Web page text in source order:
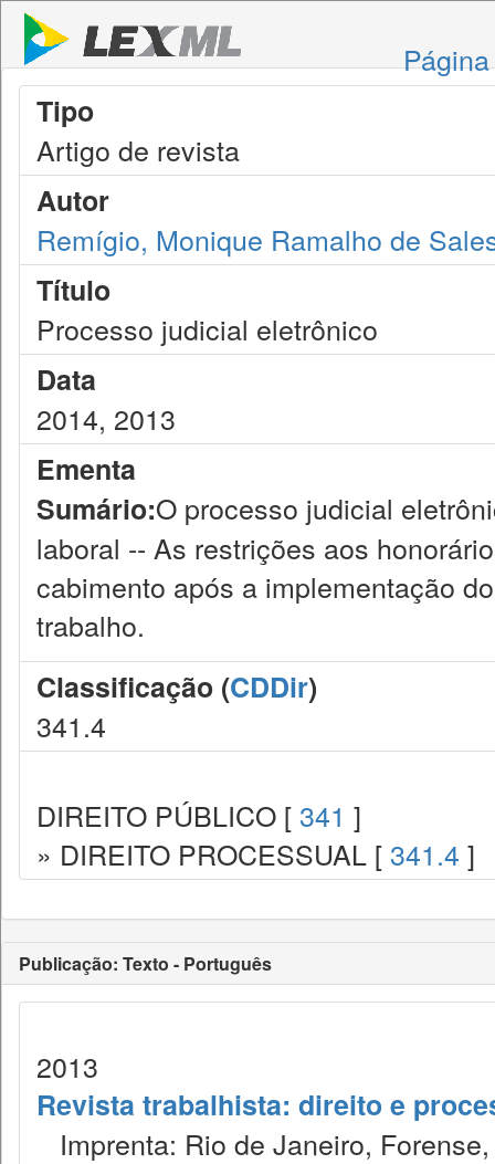
Tipo
Artigo de revista
Autor
Remígio, Monique Ramalho de
Título
Processo judicial eletrônico
Data
2014, 2013
Ementa
Sumário:O processo judicial
laboral -- As restrições aos
cabimento após a implementação
trabalho.
Classificação (CDDir)
341.4
DIREITO PÚBLICO [ 341 ]
» DIREITO PROCESSUAL [ 341.4 ]
Publicação: Texto - Português
2013
Revista trabalhista: direito e
Imprenta: Rio de Janeiro,